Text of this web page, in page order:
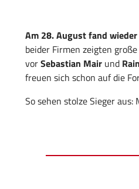
Am 28. August fand
beider Firmen zeigten
vorSebastian Mair und
freuen sich schon auf die
So sehen stolze Sieger